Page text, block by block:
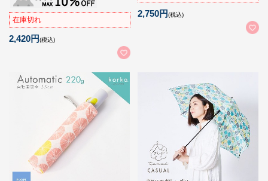
在庫切れ
2,420円(税込)
2,750円(税込)